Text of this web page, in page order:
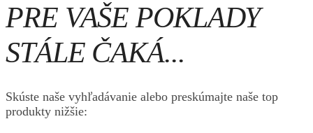
PRE VAŠE POKLADY
STÁLE ČAKÁ...
Skúste naše vyhľadávanie alebo preskúmajte naše top
produkty nižšie: